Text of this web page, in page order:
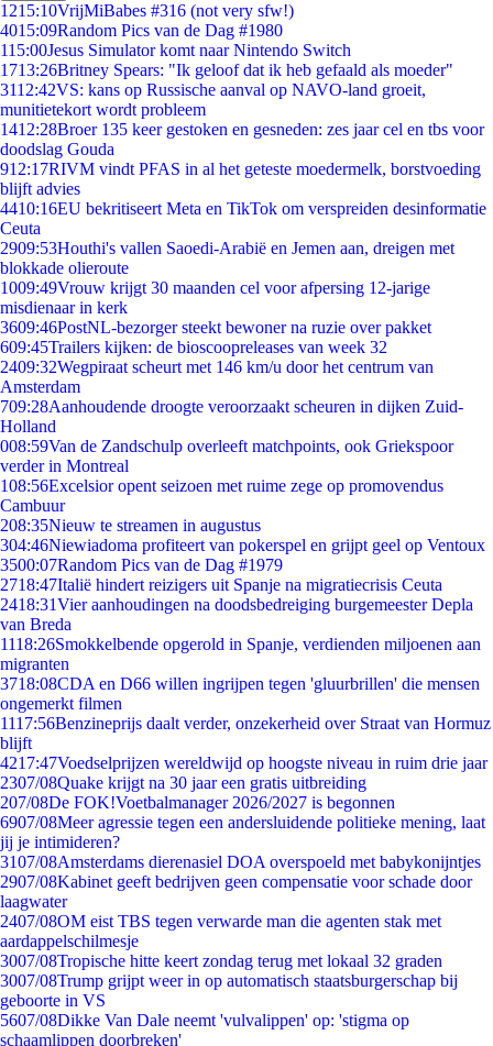
1215:10VrijMiBabes #316 (not very sfw!)
4015:09Random Pics van de Dag #1980
115:00Jesus Simulator komt naar Nintendo Switch
1713:26Britney Spears: "Ik geloof dat ik heb gefaald als moeder"
3112:42VS: kans op Russische aanval op NAVO-land groeit,
munitietekort wordt probleem
1412:28Broer 135 keer gestoken en gesneden: zes jaar cel en tbs voor
doodslag Gouda
912:17RIVM vindt PFAS in al het geteste moedermelk, borstvoeding
blijft advies
4410:16EU bekritiseert Meta en TikTok om verspreiden desinformatie
Ceuta
2909:53Houthi's vallen Saoedi-Arabië en Jemen aan, dreigen met
blokkade olieroute
1009:49Vrouw krijgt 30 maanden cel voor afpersing 12-jarige
misdienaar in kerk
3609:46PostNL-bezorger steekt bewoner na ruzie over pakket
609:45Trailers kijken: de bioscoopreleases van week 32
2409:32Wegpiraat scheurt met 146 km/u door het centrum van
Amsterdam
709:28Aanhoudende droogte veroorzaakt scheuren in dijken Zuid-
Holland
008:59Van de Zandschulp overleeft matchpoints, ook Griekspoor
verder in Montreal
108:56Excelsior opent seizoen met ruime zege op promovendus
Cambuur
208:35Nieuw te streamen in augustus
304:46Niewiadoma profiteert van pokerspel en grijpt geel op Ventoux
3500:07Random Pics van de Dag #1979
2718:47Italië hindert reizigers uit Spanje na migratiecrisis Ceuta
2418:31Vier aanhoudingen na doodsbedreiging burgemeester Depla
van Breda
1118:26Smokkelbende opgerold in Spanje, verdienden miljoenen aan
migranten
3718:08CDA en D66 willen ingrijpen tegen 'gluurbrillen' die mensen
ongemerkt filmen
1117:56Benzineprijs daalt verder, onzekerheid over Straat van Hormuz
blijft
4217:47Voedselprijzen wereldwijd op hoogste niveau in ruim drie jaar
2307/08Quake krijgt na 30 jaar een gratis uitbreiding
207/08De FOK!Voetbalmanager 2026/2027 is begonnen
6907/08Meer agressie tegen een andersluidende politieke mening, laat
jij je intimideren?
3107/08Amsterdams dierenasiel DOA overspoeld met babykonijntjes
2907/08Kabinet geeft bedrijven geen compensatie voor schade door
laagwater
2407/08OM eist TBS tegen verwarde man die agenten stak met
aardappelschilmesje
3007/08Tropische hitte keert zondag terug met lokaal 32 graden
3007/08Trump grijpt weer in op automatisch staatsburgerschap bij
geboorte in VS
5607/08Dikke Van Dale neemt 'vulvalippen' op: 'stigma op
schaamlippen doorbreken'